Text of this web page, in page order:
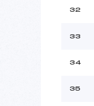
32
33
34
35